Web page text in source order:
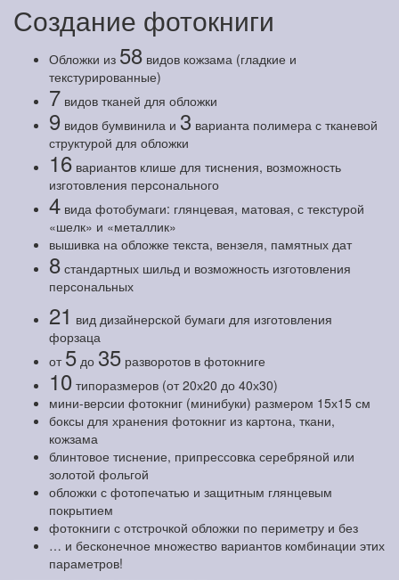
Создание фотокниги
Обложки из 58 видов кожзама (гладкие и
текстурированные)
7 видов тканей для обложки
9 видов бумвинила и 3 варианта полимера с тканевой
структурой для обложки
16 вариантов клише для тиснения, возможность
изготовления персонального
4 вида фотобумаги: глянцевая, матовая, с текстурой
«шелк» и «металлик»
вышивка на обложке текста, вензеля, памятных дат
8 стандартных шильд и возможность изготовления
персональных
21 вид дизайнерской бумаги для изготовления
форзаца
от 5 до 35 разворотов в фотокниге
10 типоразмеров (от 20х20 до 40х30)
мини-версии фотокниг (минибуки) размером 15х15 см
боксы для хранения фотокниг из картона, ткани,
кожзама
блинтовое тиснение, припрессовка серебряной или
золотой фольгой
обложки с фотопечатью и защитным глянцевым
покрытием
фотокниги с отстрочкой обложки по периметру и без
… и бесконечное множество вариантов комбинации этих
параметров!